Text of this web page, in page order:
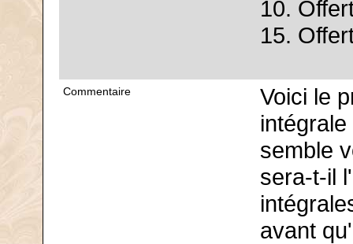
10.
15.
Commentaire
Voici le
semble
sera-t-il
avant